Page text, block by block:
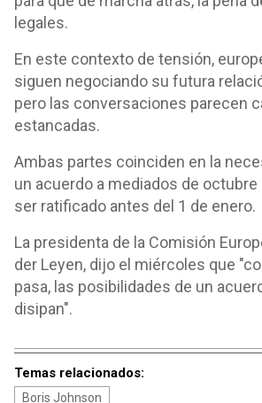
legales.
En este contexto de tensión,
siguen negociando su futura
pero las conversaciones parecen
estancadas.
Ambas partes coinciden en la
un acuerdo a mediados de octubre
ser ratificado antes del 1 de enero.
La presidenta de la Comisión
der Leyen, dijo el miércoles que
pasa, las posibilidades de un
disipan".
Temas relacionados:
Boris Johnson